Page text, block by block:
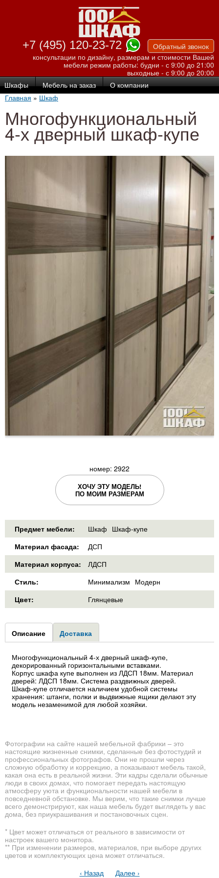
Перейти к
основному
содержанию
+7 (495) 120-23-72
Обратный звонок
консультации по дизайну, размерам и стоимости Вашей
мебели режим работы: будни - с 9:00 до 21:00
выходные - с 9:00 до 20:00
Шкафы Мебель на заказ О компании
Главная » Шкаф
Многофункциональный
4-х дверный шкаф-купе
номер: 2922
ХОЧУ ЭТУ МОДЕЛЬ!
ПО МОИМ РАЗМЕРАМ
Предмет мебели: Шкаф Шкаф-купе
Материал фасада:
ДСП
Материал корпуса:
ЛДСП
Стиль:
Минимализм Модерн
Цвет:
Глянцевые
Group1
Описание (активная
вкладка)
Доставка
Многофункциональный 4-х дверный шкаф-купе,
декорированный горизонтальными вставками.
Корпус шкафа купе выполнен из ЛДСП 18мм. Материал
дверей: ЛДСП 18мм. Система раздвижных дверей.
Шкаф-купе отличается наличием удобной системы
хранения: штанги, полки и выдвижные ящики делают эту
модель незаменимой для любой хозяйки.
Фотографии на сайте нашей мебельной фабрики – это
настоящие жизненные снимки, сделанные без фотостудий и
профессиональных фотографов. Они не прошли через
сложную обработку и коррекцию, а показывают мебель такой,
какая она есть в реальной жизни. Эти кадры сделали обычные
люди в своих домах, что помогает передать настоящую
атмосферу уюта и функциональности нашей мебели в
повседневной обстановке. Мы верим, что такие снимки лучше
всего демонстрируют, как наша мебель будет выглядеть у вас
дома, без приукрашивания и постановочных сцен.
* Цвет может отличаться от реального в зависимости от
настроек вашего монитора.
** При изменении размеров, материалов, при выборе других
цветов и комплектующих цена может отличаться.
‹ Назад
Далее ›